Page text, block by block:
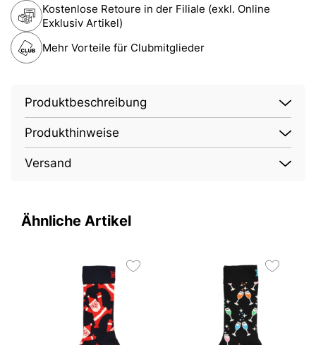
Kostenlose Retoure in der Filiale (exkl. Online
Exklusiv Artikel)
Mehr Vorteile für Clubmitglieder
Produktbeschreibung
Produkthinweise
Versand
Ähnliche Artikel